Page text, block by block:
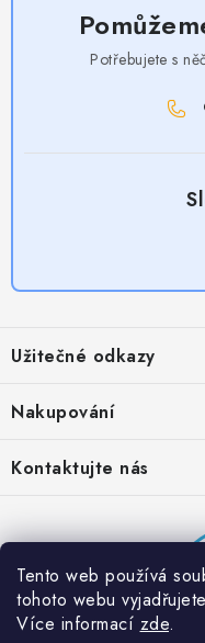
Tento web používá
tohoto webu
Více informací zde.
Potřebujete s
p
a
Užitečné odkazy
Provizní systém
Partner stránek: Super
Nakupování
Podmínky akce 2 + 1
Kontaktujte nás